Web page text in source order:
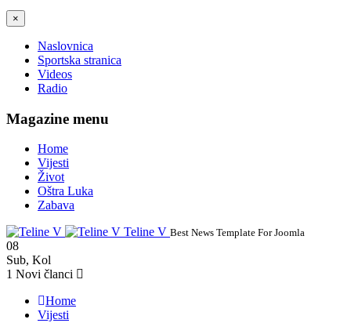
×
Naslovnica
Sportska stranica
Videos
Radio
Magazine menu
Home
Vijesti
Život
Oštra Luka
Zabava
Teline V Best News Template For Joomla
08
Sub, Kol
1 Novi članci
Home
Vijesti